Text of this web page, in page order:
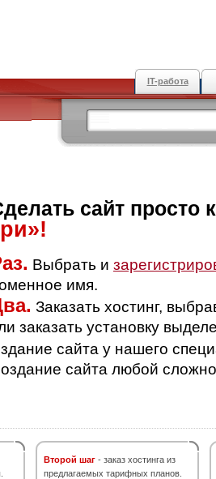
IT-работа
сайт просто
Выбрать и
имя.
Заказать хостинг,
заказать установку
сайта у нашего
сайта любой
Второй шаг - заказ хостинга из
предлагаемых тарифных планов.